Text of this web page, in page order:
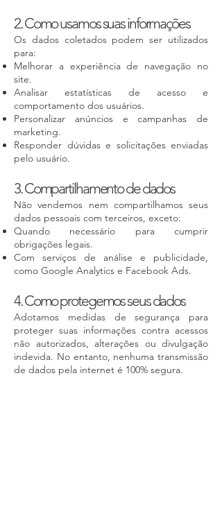
2. Como usamos suas informações
Os dados coletados podem ser utilizados
para:
Melhorar a experiência de navegação no
site.
Analisar estatísticas de acesso e
comportamento dos usuários.
Personalizar anúncios e campanhas de
marketing.
Responder dúvidas e solicitações enviadas
pelo usuário.
3. Compartilhamento de dados
Não vendemos nem compartilhamos seus
dados pessoais com terceiros, exceto:
Quando necessário para cumprir
obrigações legais.
Com serviços de análise e publicidade,
como Google Analytics e Facebook Ads.
4. Como protegemos seus dados
Adotamos medidas de segurança para
proteger suas informações contra acessos
não autorizados, alterações ou divulgação
indevida. No entanto, nenhuma transmissão
de dados pela internet é 100% segura.